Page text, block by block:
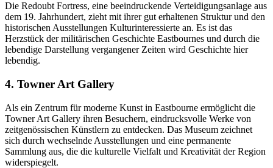
Die Redoubt Fortress, eine beeindruckende Verteidigungsanlage aus
dem 19. Jahrhundert, zieht mit ihrer gut erhaltenen Struktur und den
historischen Ausstellungen Kulturinteressierte an. Es ist das
Herzstück der militärischen Geschichte Eastbournes und durch die
lebendige Darstellung vergangener Zeiten wird Geschichte hier
lebendig.
4. Towner Art Gallery
Als ein Zentrum für moderne Kunst in Eastbourne ermöglicht die
Towner Art Gallery ihren Besuchern, eindrucksvolle Werke von
zeitgenössischen Künstlern zu entdecken. Das Museum zeichnet
sich durch wechselnde Ausstellungen und eine permanente
Sammlung aus, die die kulturelle Vielfalt und Kreativität der Region
widerspiegelt.